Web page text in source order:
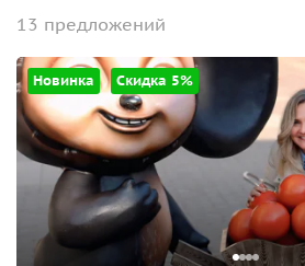
13 предложений
Новинка Скидка 5%